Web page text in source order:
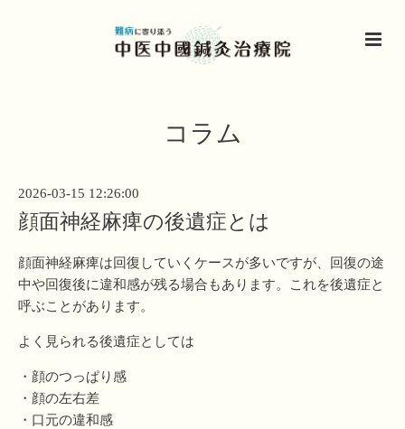
コラム
2026-03-15 12:26:00
顔面神経麻痺の後遺症とは
顔面神経麻痺は回復していくケースが多いですが、回復の途
中や回復後に違和感が残る場合もあります。これを後遺症と
呼ぶことがあります。
よく見られる後遺症としては
・顔のつっぱり感
・顔の左右差
・口元の違和感